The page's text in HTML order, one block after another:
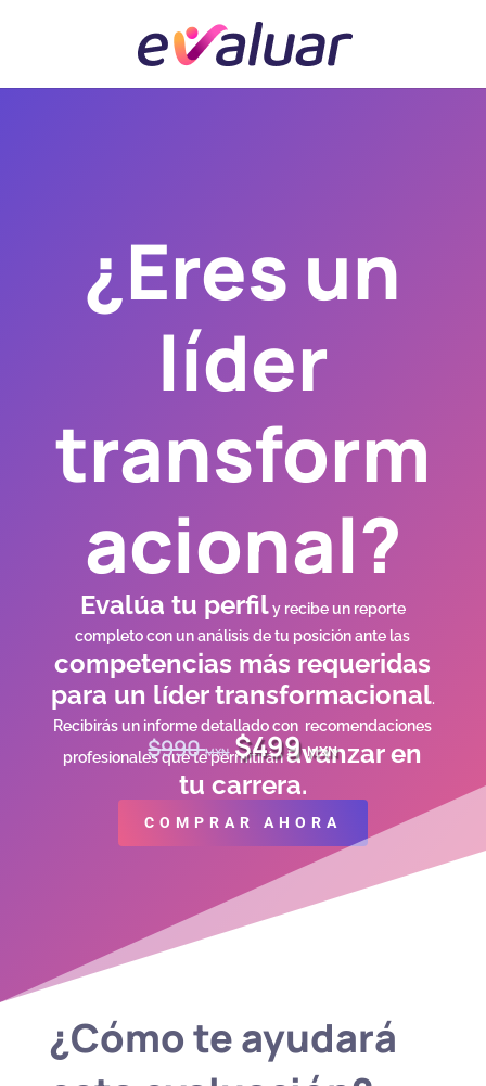
¿Eres un
líder
transform
acional?
Evalúa tu perfily recibe un reporte
completo con un análisis de tu posición ante las
competencias más requeridas
para un líder transformacional.
Recibirás un informe detallado con recomendaciones
profesionales que te permitiránavanzar en
tu carrera.
$990MXN El
precio
original
era:
$990 MXN.
$499MXNEl
precio
actual
es:
$499 MXN.
COMPRAR AHORA
¿Cómo te ayudará